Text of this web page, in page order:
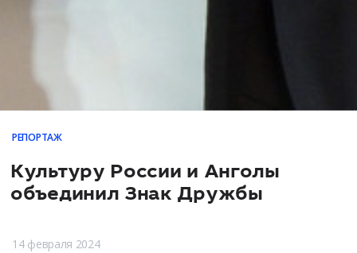
РЕПОРТАЖ
Культуру России и Анголы
объединил Знак Дружбы
14 февраля 2024